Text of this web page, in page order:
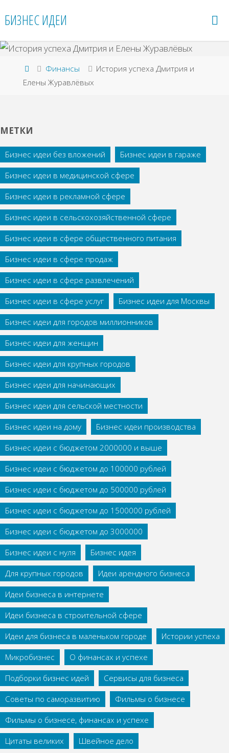
БИЗНЕС ИДЕИ
Главная
Финансы
История успеха Дмитрия и
Елены Журавлёвых
МЕТКИ
Бизнес идеи без вложений
Бизнес идеи в гараже
Бизнес идеи в медицинской сфере
Бизнес идеи в рекламной сфере
Бизнес идеи в сельскохозяйственной сфере
Бизнес идеи в сфере общественного питания
Бизнес идеи в сфере продаж
Бизнес идеи в сфере развлечений
Бизнес идеи в сфере услуг
Бизнес идеи для Москвы
Бизнес идеи для городов миллионников
Бизнес идеи для женщин
Бизнес идеи для крупных городов
Бизнес идеи для начинающих
Бизнес идеи для сельской местности
Бизнес идеи на дому
Бизнес идеи производства
Бизнес идеи с бюджетом 2000000 и выше
Бизнес идеи с бюджетом до 100000 рублей
Бизнес идеи с бюджетом до 500000 рублей
Бизнес идеи с бюджетом до 1500000 рублей
Бизнес идеи с бюджетом до 3000000
Бизнес идеи с нуля
Бизнес идея
Для крупных городов
Идеи арендного бизнеса
Идеи бизнеса в интернете
Идеи бизнеса в строительной сфере
Идеи для бизнеса в маленьком городе
Истории успеха
Микробизнес
О финансах и успехе
Подборки бизнес идей
Сервисы для бизнеса
Советы по саморазвитию
Фильмы о бизнесе
Фильмы о бизнесе, финансах и успехе
Цитаты великих
Швейное дело